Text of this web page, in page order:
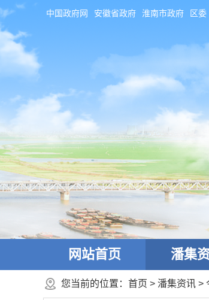
中国政府网 安徽省政府 淮南市政府 区委
网站首页 潘集
您当前的位置： 首页 > 潘集资讯 >